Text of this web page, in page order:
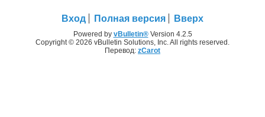
Вход Полная версия Вверх
Powered by vBulletin®Version 4.2.5
Copyright © 2026 vBulletin Solutions, Inc. All rights reserved.
Перевод: zCarot